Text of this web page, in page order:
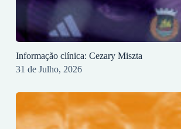
Informação clínica: Cezary Miszta
31 de Julho, 2026